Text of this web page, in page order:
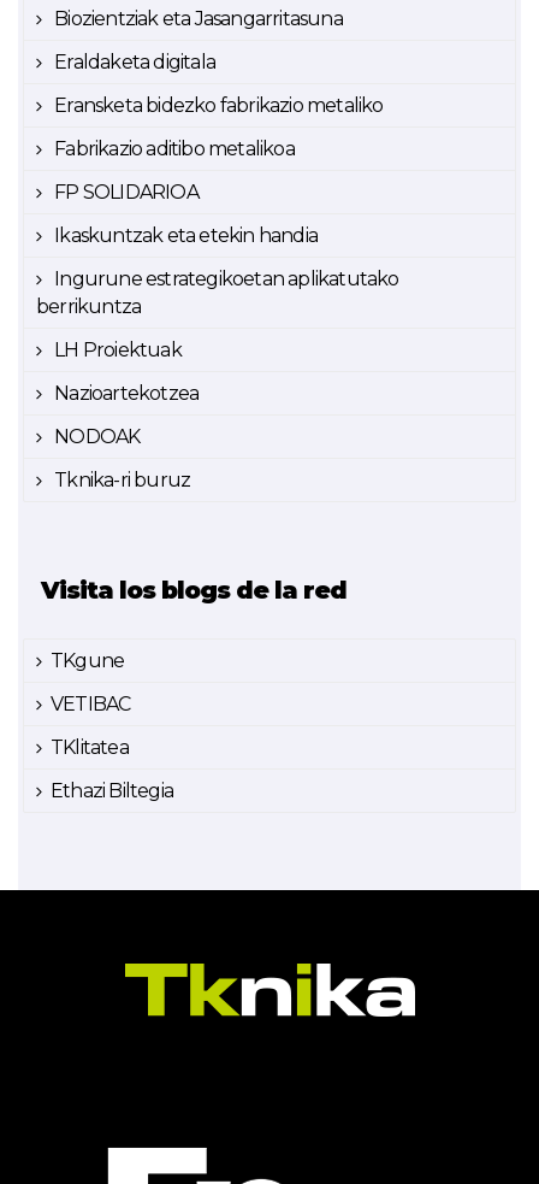
Biozientziak eta Jasangarritasuna
Eraldaketa digitala
Eransketa bidezko fabrikazio metaliko
Fabrikazio aditibo metalikoa
FP SOLIDARIOA
Ikaskuntzak eta etekin handia
Ingurune estrategikoetan aplikatutako
berrikuntza
LH Proiektuak
Nazioartekotzea
NODOAK
Tknika-ri buruz
Visita los blogs de la red
TKgune
VETIBAC
TKlitatea
Ethazi Biltegia